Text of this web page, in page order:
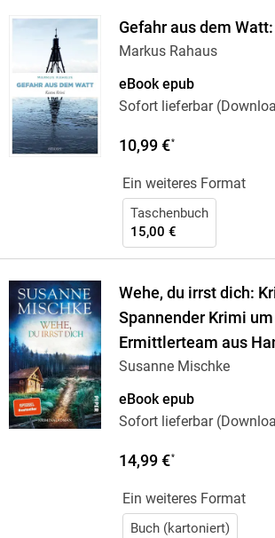
Gefahr aus dem
Markus Rahaus
eBook epub
Sofort lieferbar
10,99 €*
Ein weiteres Format
Taschenbuch
15,00 €
Wehe, du irrst dich:
Spannender Krimi
Ermittlerteam aus
Susanne Mischke
eBook epub
Sofort lieferbar
14,99 €*
Ein weiteres Format
Buch (kartoniert)